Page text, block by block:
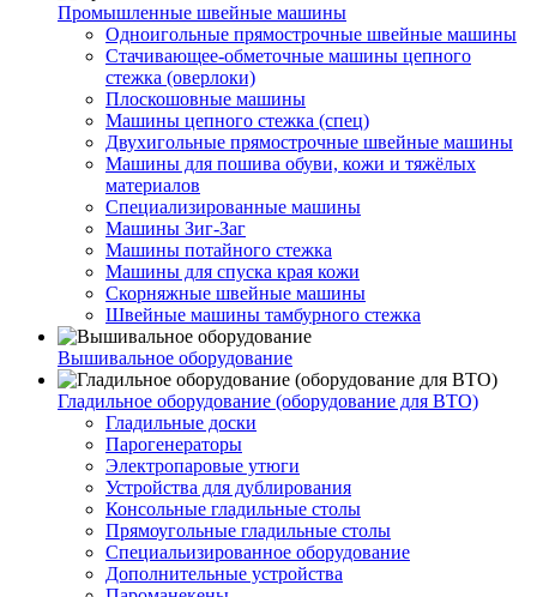
Промышленные швейные машины
Одноигольные прямострочные швейные машины
Стачивающее-обметочные машины цепного
стежка (оверлоки)
Плоскошовные машины
Машины цепного стежка (спец)
Двухигольные прямострочные швейные машины
Машины для пошива обуви, кожи и тяжёлых
материалов
Специализированные машины
Машины Зиг-Заг
Машины потайного стежка
Машины для спуска края кожи
Скорняжные швейные машины
Швейные машины тамбурного стежка
Вышивальное оборудование
Гладильное оборудование (оборудование для ВТО)
Гладильные доски
Парогенераторы
Электропаровые утюги
Устройства для дублирования
Консольные гладильные столы
Прямоугольные гладильные столы
Специальизированное оборудование
Дополнительные устройства